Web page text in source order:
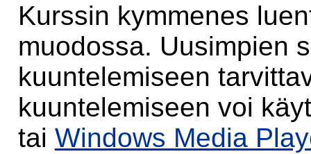
Kurssin kymmenes
muodossa. Uusimpien
kuuntelemiseen
kuuntelemiseen voi
tai Windows Media